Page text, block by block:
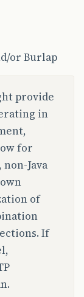
or Burlap
provide
in
for
Java
of
If